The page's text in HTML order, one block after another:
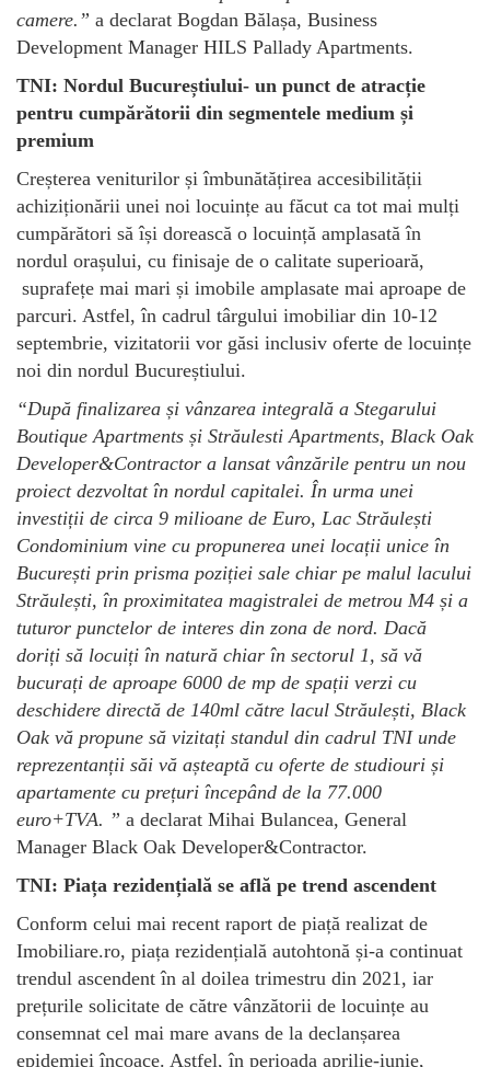
camere. ” a declarat Bogdan Bălașa, Business
Development Manager HILS Pallady Apartments.
TNI: Nordul Bucureștiului- un punct de atracție
pentru cumpărătorii din segmentele medium și
premium
Creșterea veniturilor și îmbunătățirea accesibilității
achiziționării unei noi locuințe au făcut ca tot mai mulți
cumpărători să își dorească o locuință amplasată în
nordul orașului, cu finisaje de o calitate superioară,
suprafețe mai mari și imobile amplasate mai aproape de
parcuri. Astfel, în cadrul târgului imobiliar din 10-12
septembrie, vizitatorii vor găsi inclusiv oferte de locuințe
noi din nordul Bucureștiului.
“După finalizarea și vânzarea integrală a Stegarului
Boutique Apartments și Străulesti Apartments, Black Oak
Developer&Contractor a lansat vânzările pentru un nou
proiect dezvoltat în nordul capitalei. În urma unei
investiții de circa 9 milioane de Euro, Lac Străulești
Condominium vine cu propunerea unei locații unice în
București prin prisma poziției sale chiar pe malul lacului
Străulești, în proximitatea magistralei de metrou M4 și a
tuturor punctelor de interes din zona de nord. Dacă
doriți să locuiți în natură chiar în sectorul 1, să vă
bucurați de aproape 6000 de mp de spații verzi cu
deschidere directă de 140ml către lacul Străulești, Black
Oak vă propune să vizitați standul din cadrul TNI unde
reprezentanții săi vă așteaptă cu oferte de studiouri și
apartamente cu prețuri începând de la 77.000
euro+TVA. ” a declarat Mihai Bulancea, General
Manager Black Oak Developer&Contractor.
TNI: Piața rezidențială se află pe trend ascendent
Conform celui mai recent raport de piață realizat de
Imobiliare.ro, piața rezidențială autohtonă și-a continuat
trendul ascendent în al doilea trimestru din 2021, iar
prețurile solicitate de către vânzătorii de locuințe au
consemnat cel mai mare avans de la declanșarea
epidemiei încoace. Astfel, în perioada aprilie-iunie,